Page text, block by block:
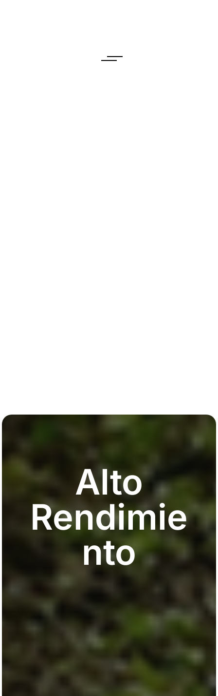
Alto
Rendimie
nto